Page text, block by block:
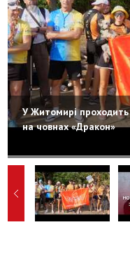
У Житомирі проходить
на човнах «Дракон»